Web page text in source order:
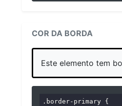
COR DA BORDA
Este elemento tem
.border-primary {